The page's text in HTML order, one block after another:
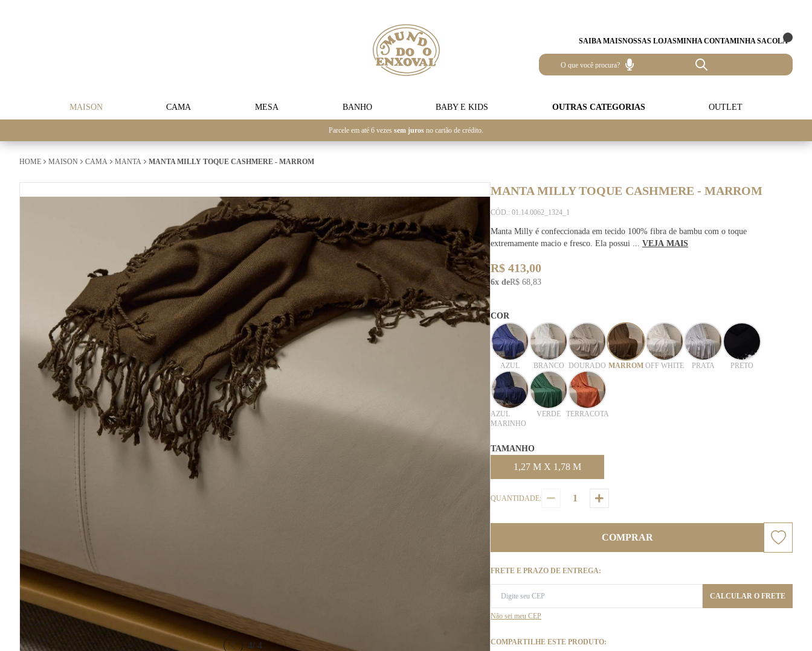
SAIBA MAISNOSSAS LOJASMINHA CONTAMINHA SACOLA
MAISON CAMA MESA BANHO BABY E KIDS OUTRAS CATEGORIAS OUTLET
Parcele em até 6 vezes sem juros no cartão de crédito.
HOME MAISON CAMA MANTA MANTA MILLY TOQUE CASHMERE - MARROM
4/ 4
MANTA MILLY TOQUE CASHMERE - MARROM
CÓD.: 01.14.0062_1324_1
Manta Milly é confeccionada em tecido 100% fibra de bambu com o toque
extremamente macio e fresco. Ela possui ... VEJA MAIS
R$ 413,00
6x deR$ 68,83
COR
AZUL BRANCO DOURADO MARROM OFF WHITE PRATA PRETO
AZUL
MARINHO
VERDE TERRACOTA
TAMANHO
1,27 M X 1,78 M
QUANTIDADE:
COMPRAR
FRETE E PRAZO DE ENTREGA:
CALCULAR O FRETE
Não sei meu CEP
COMPARTILHE ESTE PRODUTO: